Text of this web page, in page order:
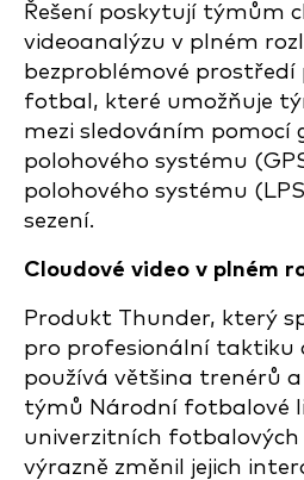
Řešení poskytují týmům
videoanalýzu v plném
bezproblémové prostředí
fotbal, které umožňuje
mezi sledováním pomocí
polohového systému
polohového systému
sezení.
Cloudové video v plném
Produkt Thunder, který
pro profesionální taktiku
používá většina trenérů
týmů Národní fotbalové
univerzitních fotbalových
výrazně změnil jejich